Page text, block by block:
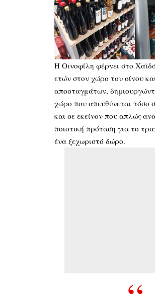
Η Οινοφίλη φέρνει στο
ετών στον χώρο του οίνου
αποσταγμάτων,
χώρο που απευθύνεται τόσο
και σε εκείνον που απλώς
ποιοτική πρόταση για το
ένα ξεχωριστό δώρο.